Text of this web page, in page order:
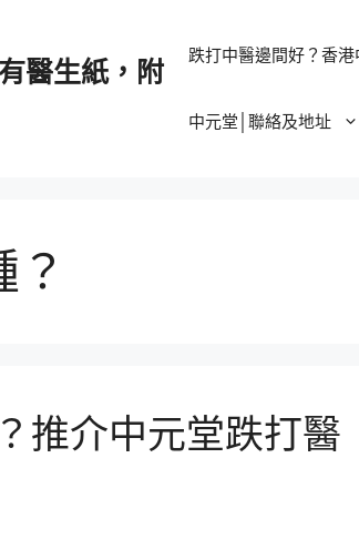
醫生紙，附
跌打中醫邊間好？香
中元堂│聯絡及地址
推介中元堂跌打醫